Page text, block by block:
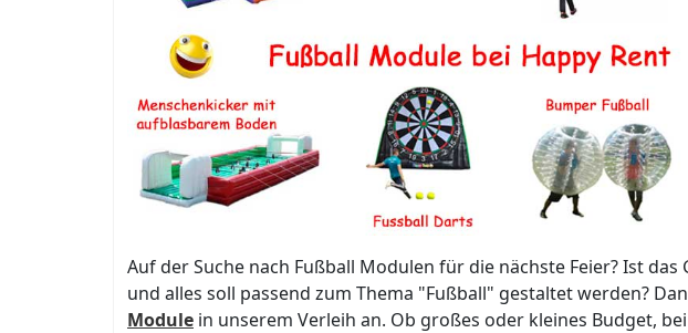
Auf der Suche nach Fußball Modulen für die nächste Feier? Ist
und alles soll passend zum Thema "Fußball" gestaltet werden?
Module in unserem Verleih an. Ob großes oder kleines Budget,